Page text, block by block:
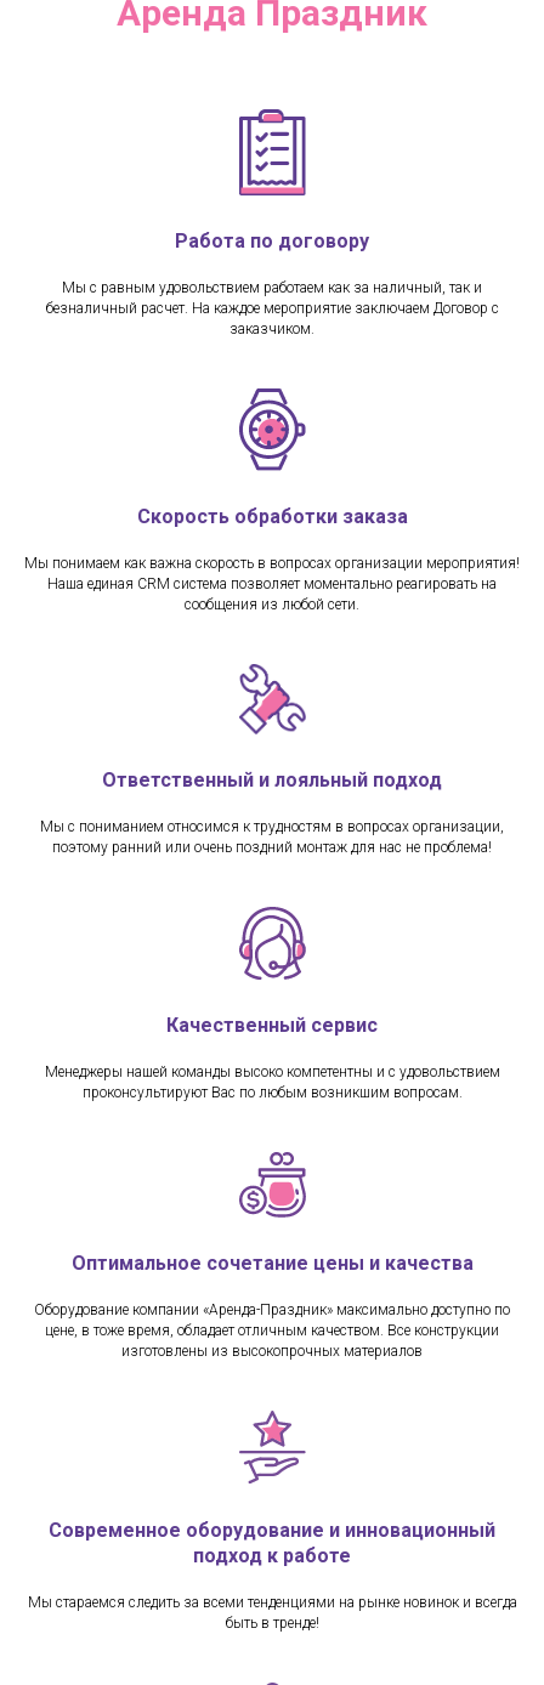
Аренда Праздник
Работа по договору
Мы с равным удовольствием работаем как за наличный, так и
безналичный расчет. На каждое мероприятие заключаем Договор с
заказчиком.
Скорость обработки заказа
Мы понимаем как важна скорость в вопросах организации мероприятия!
Наша единая CRM система позволяет моментально реагировать на
сообщения из любой сети.
Ответственный и лояльный подход
Мы с пониманием относимся к трудностям в вопросах организации,
поэтому ранний или очень поздний монтаж для нас не проблема!
Качественный сервис
Менеджеры нашей команды высоко компетентны и с удовольствием
проконсультируют Вас по любым возникшим вопросам.
Оптимальное сочетание цены и качества
Оборудование компании «Аренда-Праздник» максимально доступно по
цене, в тоже время, обладает отличным качеством. Все конструкции
изготовлены из высокопрочных материалов
Современное оборудование и инновационный
подход к работе
Мы стараемся следить за всеми тенденциями на рынке новинок и всегда
быть в тренде!